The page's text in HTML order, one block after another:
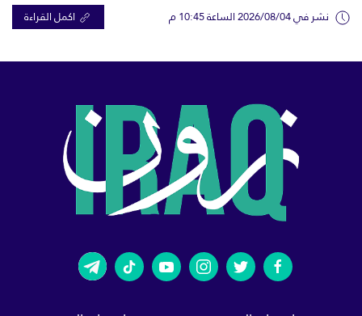
نشر في 2026/08/04 الساعة 10:45 م اكمل القراءة